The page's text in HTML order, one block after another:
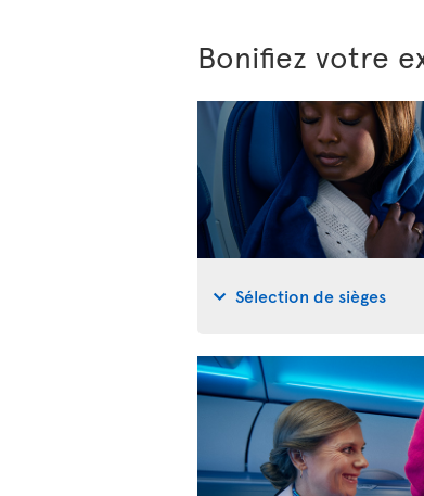
Bonifiez votre
Sélection de sièges